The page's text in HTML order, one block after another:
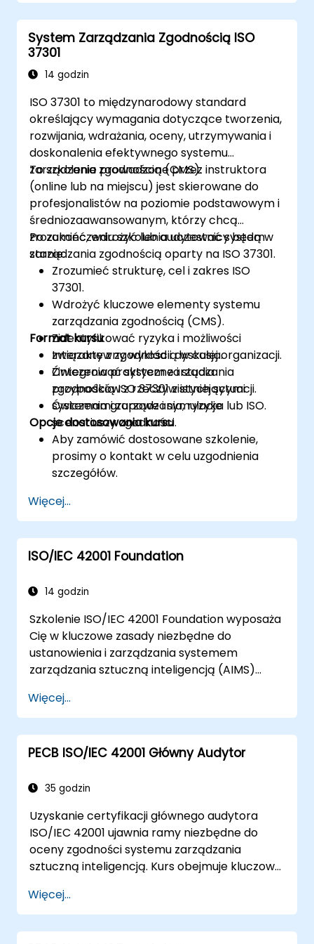
System Zarządzania Zgodnością ISO
37301
14 godzin
ISO 37301 to międzynarodowy standard
określający wymagania dotyczące tworzenia,
rozwijania, wdrażania, oceny, utrzymywania i
doskonalenia efektywnego systemu
zarządzania zgodnością (CMS).
To szkolenie prowadzone przez instruktora
(online lub na miejscu) jest skierowane do
profesjonalistów na poziomie podstawowym i
średniozaawansowanym, którzy chcą
zrozumieć, wdrożyć lub audytować system
zarządzania zgodnością oparty na ISO 37301.
Po zakończeniu szkolenia uczestnicy będą w
stanie:
Zrozumieć strukturę, cel i zakres ISO
37301.
Wdrożyć kluczowe elementy systemu
zarządzania zgodnością (CMS).
Zidentyfikować ryzyka i możliwości
związane z zgodnością w całej organizacji.
Zintegrować system zarządzania
zgodnością ISO 37301 z istniejącymi
systemami zarządzania, ryzyka lub ISO.
Format kursu
Interaktywny wykład i dyskusja.
Ćwiczenia praktyczne i studia
przypadków z rzeczywistych sytuacji.
Ćwiczenia grupowe i symulacje
scenariuszy zgodności.
Opcje dostosowania kursu
Aby zamówić dostosowane szkolenie,
prosimy o kontakt w celu uzgodnienia
szczegółów.
Więcej...
ISO/IEC 42001 Foundation
14 godzin
Szkolenie ISO/IEC 42001 Foundation wyposaża
Cię w kluczowe zasady niezbędne do
ustanowienia i zarządzania systemem
zarządzania sztuczną inteligencją (AIMS)
zaprojektowany tak, aby zapewnić Ci
niezbędne zrozumienie, stanowiąc solidną
podstawę do dalszego rozwoju wiedzy w
zakresie AIMS.
Więcej...
PECB ISO/IEC 42001 Główny Audytor
35 godzin
Uzyskanie certyfikacji głównego audytora
ISO/IEC 42001 ujawnia ramy niezbędne do
oceny zgodności systemu zarządzania
sztuczną inteligencją. Kurs obejmuje kluczowe
inteligencją, przygotowania do audytu,
metodologii oceny zgodności oraz
zakończenia audytu zgodnie ze standardami
Więcej...